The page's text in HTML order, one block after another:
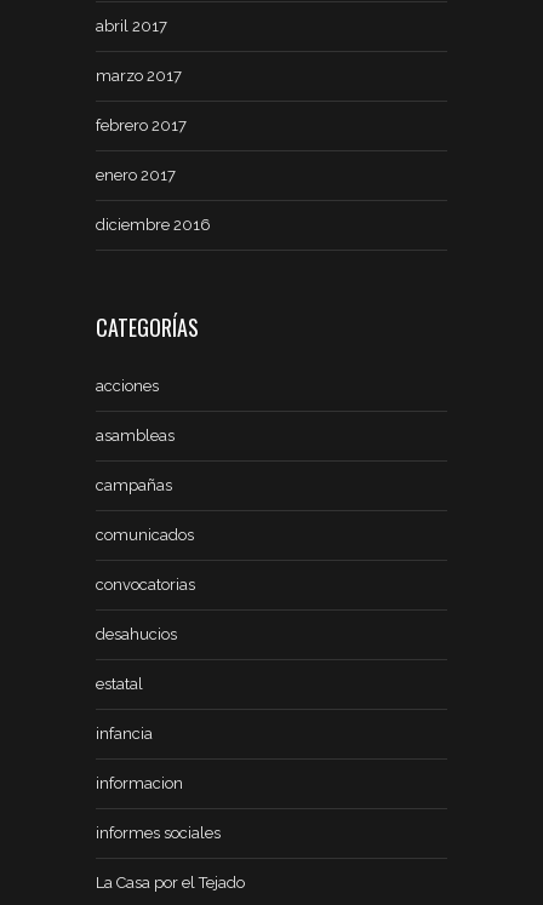
abril 2017
marzo 2017
febrero 2017
enero 2017
diciembre 2016
CATEGORÍAS
acciones
asambleas
campañas
comunicados
convocatorias
desahucios
estatal
infancia
informacion
informes sociales
La Casa por el Tejado